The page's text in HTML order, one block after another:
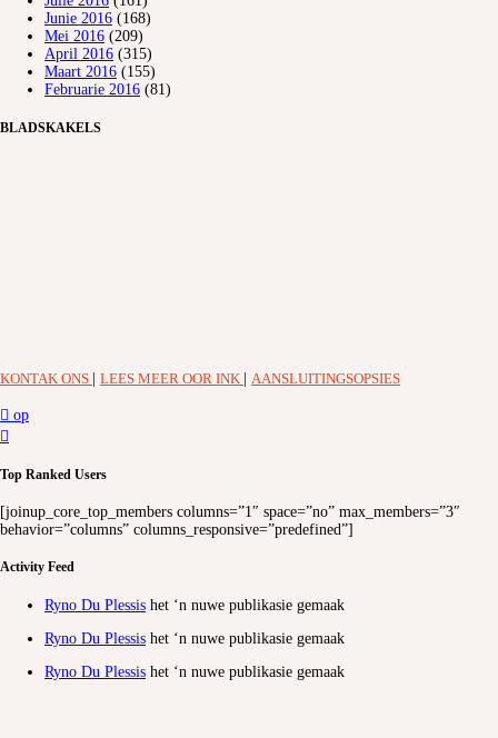
Junie 2016 (168)
Mei 2016 (209)
April 2016 (315)
Maart 2016 (155)
Februarie 2016 (81)
BLADSKAKELS
KONTAK ONS LEES MEER OOR INK AANSLUITINGSOPSIES
op
Top Ranked Users
[joinup_core_top_members columns=”1″ space=”no” max_members=”3″
behavior=”columns” columns_responsive=”predefined”]
Activity Feed
Ryno Du Plessis het ‘n nuwe publikasie gemaak
Ryno Du Plessis het ‘n nuwe publikasie gemaak
Ryno Du Plessis het ‘n nuwe publikasie gemaak